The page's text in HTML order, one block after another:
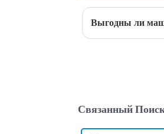
Выгодны ли
Связанный